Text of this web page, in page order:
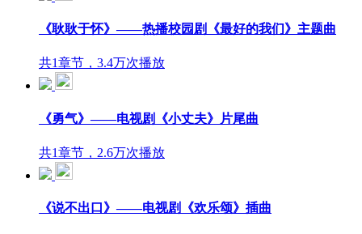
《耿耿于怀》——热播校园剧《最好的我们》主题曲
共1章节，3.4万次播放
《勇气》——电视剧《小丈夫》片尾曲
共1章节，2.6万次播放
《说不出口》——电视剧《欢乐颂》插曲